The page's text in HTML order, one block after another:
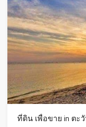
ที่ดิน เพื่อขาย in ตะ